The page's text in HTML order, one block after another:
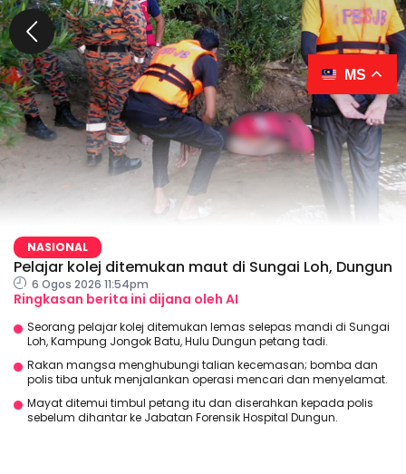
NASIONAL
Pelajar kolej ditemukan maut di Sungai Loh, Dungun
6 Ogos 2026 11:54pm
Ringkasan berita ini dijana oleh AI
Seorang pelajar kolej ditemukan lemas selepas mandi di Sungai
Loh, Kampung Jongok Batu, Hulu Dungun petang tadi.
Rakan mangsa menghubungi talian kecemasan; bomba dan
polis tiba untuk menjalankan operasi mencari dan menyelamat.
Mayat ditemui timbul petang itu dan diserahkan kepada polis
sebelum dihantar ke Jabatan Forensik Hospital Dungun.
MS